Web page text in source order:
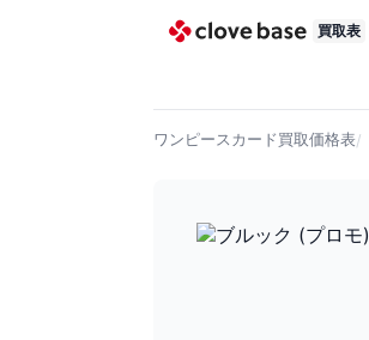
買取表
ワンピースカード買取価格表